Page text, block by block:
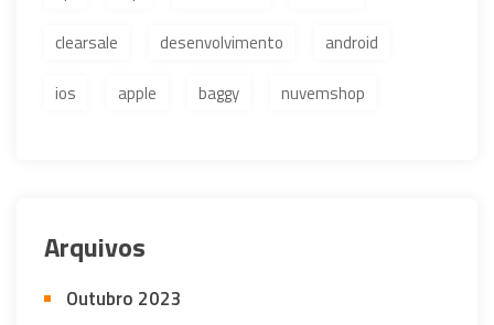
clearsale
desenvolvimento
android
ios
apple baggy nuvemshop
Arquivos
Outubro 2023